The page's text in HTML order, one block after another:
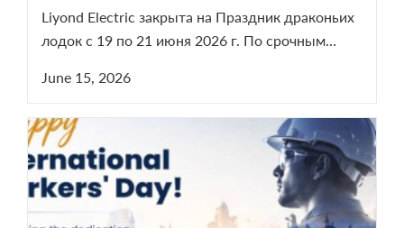
Liyond Electric закрыта на Праздник драконьих
лодок с 19 по 21 июня 2026 г. По срочным
June 15, 2026